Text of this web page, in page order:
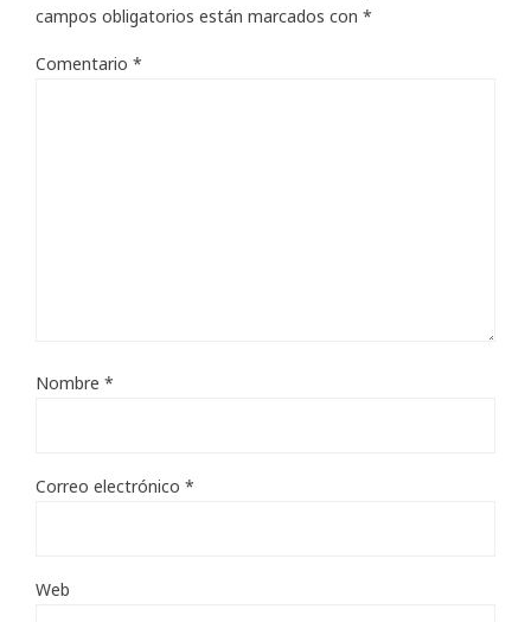
campos obligatorios están marcados con *
Comentario *
Nombre *
Correo electrónico *
Web